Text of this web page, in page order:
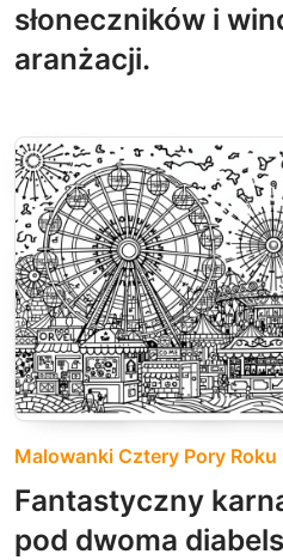
słoneczników i
aranżacji.
Malowanki Cztery Pory Roku
Fantastyczny
pod dwoma